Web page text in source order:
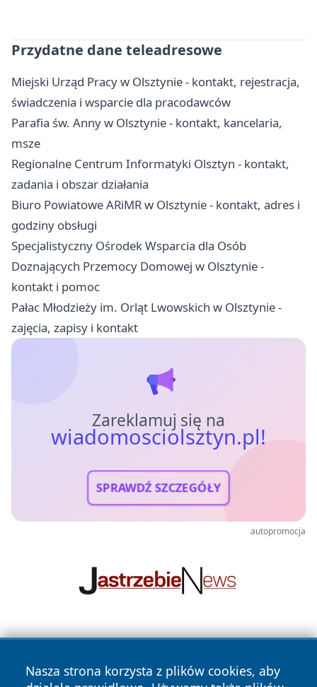
Przydatne dane teleadresowe
Miejski Urząd Pracy w Olsztynie - kontakt, rejestracja,
świadczenia i wsparcie dla pracodawców
Parafia św. Anny w Olsztynie - kontakt, kancelaria,
msze
Regionalne Centrum Informatyki Olsztyn - kontakt,
zadania i obszar działania
Biuro Powiatowe ARiMR w Olsztynie - kontakt, adres i
godziny obsługi
Specjalistyczny Ośrodek Wsparcia dla Osób
Doznających Przemocy Domowej w Olsztynie -
kontakt i pomoc
Pałac Młodzieży im. Orląt Lwowskich w Olsztynie -
zajęcia, zapisy i kontakt
Zareklamuj się na
wiadomosciolsztyn.pl!
SPRAWDŹ SZCZEGÓŁY
autopromocja
Nasza strona korzysta z plików cookies, aby